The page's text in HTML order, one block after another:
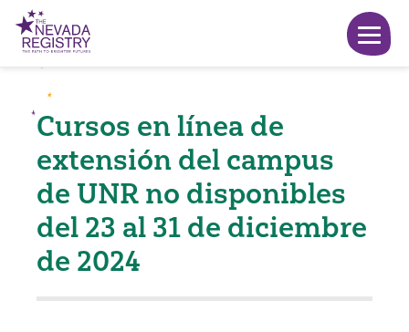
Cursos en línea de
extensión del campus
de UNR no disponibles
del 23 al 31 de diciembre
de 2024